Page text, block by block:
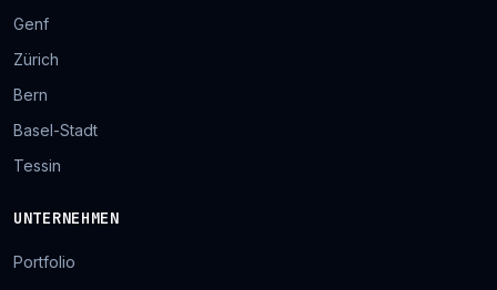
Genf
Zürich
Bern
Basel-Stadt
Tessin
UNTERNEHMEN
Portfolio